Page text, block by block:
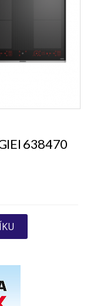
638470